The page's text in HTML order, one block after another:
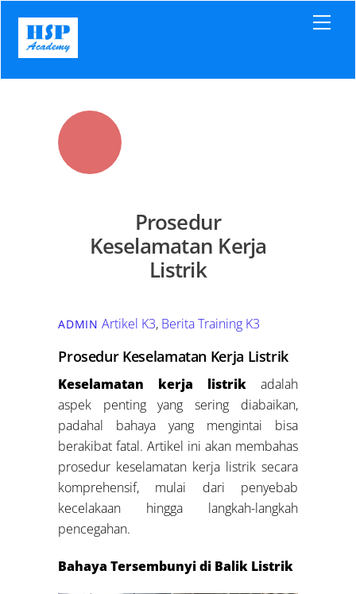
content
Prosedur
Keselamatan Kerja
Listrik
ADMIN Artikel K3, Berita Training K3
Prosedur Keselamatan Kerja Listrik
Keselamatan kerja listrikadalah
aspek penting yang sering diabaikan,
padahal bahaya yang mengintai bisa
berakibat fatal. Artikel ini akan membahas
prosedur keselamatan kerja listrik secara
komprehensif, mulai dari penyebab
kecelakaan hingga langkah-langkah
pencegahan.
Bahaya Tersembunyi di Balik Listrik